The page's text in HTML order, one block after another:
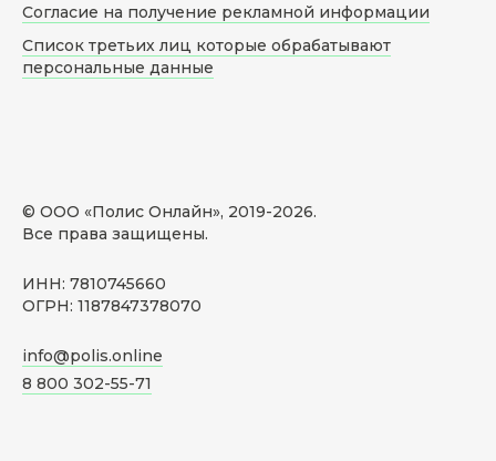
© ООО «Полис Онлайн», 2019-2026.
Все права защищены.
ИНН: 7810745660
ОГРН: 1187847378070
info@polis.online
8 800 302-55-71
Согласие на получение рекламной информации
Список третьих лиц которые обрабатывают
персональные данные